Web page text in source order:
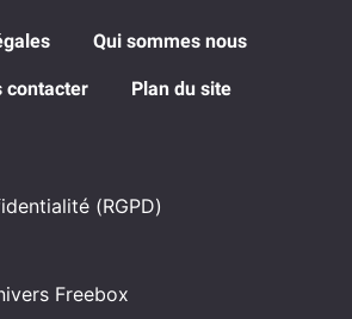
Qui sommes nous
contacter Plan du site
(RGPD)
Freebox